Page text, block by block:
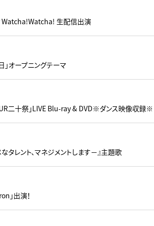
Watcha!Watcha! 生配信出演
」オープニングテーマ
二十祭」LIVE Blu-ray & DVD※ダンス映像収録※
なタレント、マネジメントします－』主題歌
」出演！